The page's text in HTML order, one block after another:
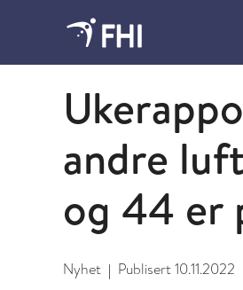
Koronaviruset - arkiverte
andre
og 44 er
Nyhet | Publisert10.11.2022